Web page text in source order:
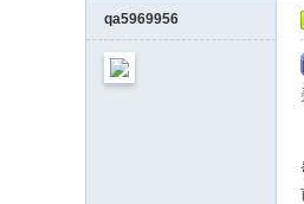
qa5969956